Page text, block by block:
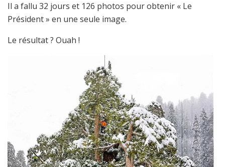
Il a fallu 32 jours et 126 photos pour obtenir « Le
Président » en une seule image.
Le résultat ? Ouah !